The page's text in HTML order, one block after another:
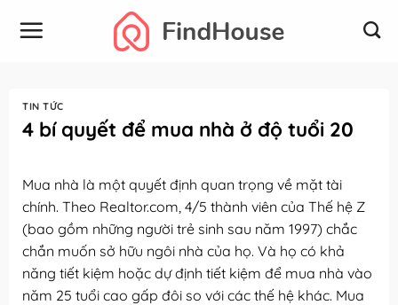
qua
TIN TỨC
4 bí quyết để mua nhà ở độ tuổi 20
Mua nhà là một quyết định quan trọng về mặt tài
chính. Theo Realtor.com, 4/5 thành viên của Thế hệ Z
(bao gồm những người trẻ sinh sau năm 1997) chắc
chắn muốn sở hữu ngôi nhà của họ. Và họ có khả
năng tiết kiệm hoặc dự định tiết kiệm để mua nhà vào
năm 25 tuổi cao gấp đôi so với các thế hệ khác. Mua